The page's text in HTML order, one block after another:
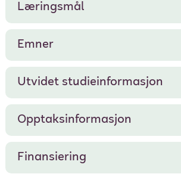
Læringsmål
Emner
Utvidet studieinformasjon
Opptaksinformasjon
Finansiering